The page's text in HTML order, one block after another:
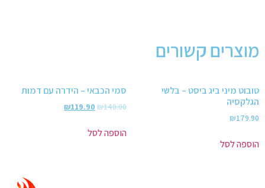
מוצרים קשורים
טובוט מיני ביג ביסט – בלשי
הגלקסיה
₪179.90
הוספה לסל
סמי הכבאי – הידרה עם דמות
₪140.00
₪119.90
הוספה לסל